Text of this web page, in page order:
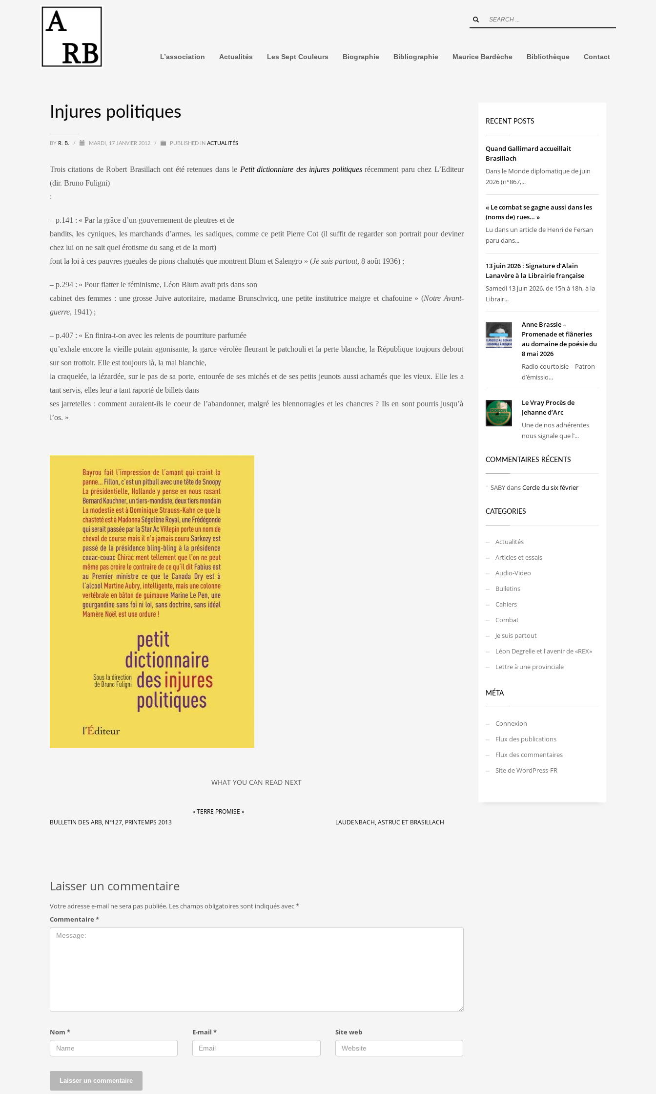
L’association Actualités Les Sept Couleurs Biographie Bibliographie Maurice Bardèche Bibliothèque Contact
Injures politiques
BY R. B. / MARDI, 17 JANVIER 2012 / PUBLISHED IN ACTUALITÉS
Trois citations de Robert Brasillach ont été retenues dans le Petit dictionniare des injures politiquesrécemment paru chez L’Editeur
(dir. Bruno Fuligni)
:
– p.141 : « Par la grâce d’un gouvernement de pleutres et de
bandits, les cyniques, les marchands d’armes, les sadiques, comme ce petit Pierre Cot (il suffit de regarder son portrait pour deviner
chez lui on ne sait quel érotisme du sang et de la mort)
font la loi à ces pauvres gueules de pions chahutés que montrent Blum et Salengro » (Je suis partout, 8 août 1936) ;
– p.294 : « Pour flatter le féminisme, Léon Blum avait pris dans son
cabinet des femmes : une grosse Juive autoritaire, madame Brunschvicq, une petite institutrice maigre et chafouine » (Notre Avant-
guerre, 1941) ;
– p.407 : « En finira-t-on avec les relents de pourriture parfumée
qu’exhale encore la vieille putain agonisante, la garce vérolée fleurant le patchouli et la perte blanche, la République toujours debout
sur son trottoir. Elle est toujours là, la mal blanchie,
la craquelée, la lézardée, sur le pas de sa porte, entourée de ses michés et de ses petits jeunots aussi acharnés que les vieux. Elle les a
tant servis, elles leur a tant raporté de billets dans
ses jarretelles : comment auraient-ils le coeur de l’abandonner, malgré les blennorragies et les chancres ? Ils en sont pourris jusqu’à
l’os. »
WHAT YOU CAN READ NEXT
BULLETIN DES ARB, N°127, PRINTEMPS 2013
« TERRE PROMISE »
LAUDENBACH, ASTRUC ET BRASILLACH
Laisser un commentaire
Votre adresse e-mail ne sera pas publiée. Les champs obligatoires sont indiqués avec*
Commentaire *
Nom * E-mail* Site web
RECENT POSTS
Quand Gallimard accueillait
Brasillach
Dans le Monde diplomatique de juin
2026 (n°867,...
« Le combat se gagne aussi dans les
(noms de) rues… »
Lu dans un article de Henri de Fersan
paru dans...
13 juin 2026 : Signature d’Alain
Lanavère à la Librairie française
Samedi 13 juin 2026, de 15h à 18h, à la
Librair...
Anne Brassie –
Promenade et flâneries
au domaine de poésie du
8 mai 2026
Radio courtoisie – Patron
d’émissio...
Le Vray Procès de
Jehanne d’Arc
Une de nos adhérentes
nous signale que l’...
COMMENTAIRES RÉCENTS
SABYdansCercle du six février
CATEGORIES
Actualités
Articles et essais
Audio-Video
Bulletins
Cahiers
Combat
Je suis partout
Léon Degrelle et l'avenir de «REX»
Lettre à une provinciale
MÉTA
Connexion
Flux des publications
Flux des commentaires
Site de WordPress-FR